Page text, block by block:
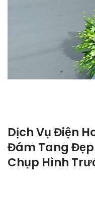
Dịch Vụ Điện
Đám Tang Đẹp
Chụp Hình